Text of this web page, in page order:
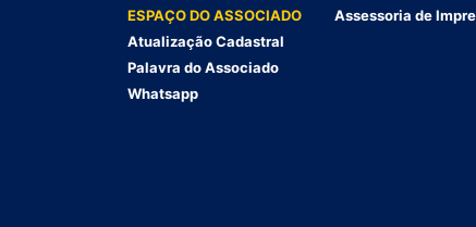
ESPAÇO DO ASSOCIADO
Atualização Cadastral
Palavra do Associado
Whatsapp
Assessoria de